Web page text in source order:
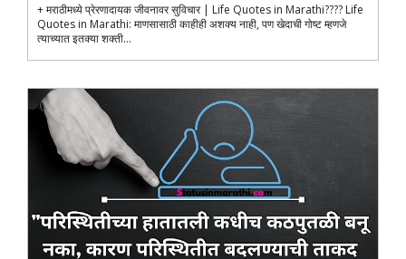
+ मराठीमध्ये प्रेरणादायक जीवनावर सुविचार | Life Quotes in Marathi???? Life
Quotes in Marathi: माणसासाठी काहीही अशक्य नाही, पण खेदाची गोष्ट म्हणजे
त्याच्यात इतक्या शक्ती...